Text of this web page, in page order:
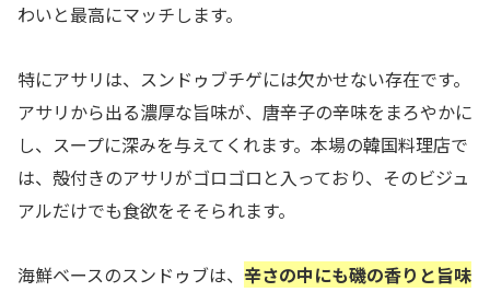
わいと最高にマッチします。
特にアサリは、スンドゥブチゲには欠かせない存在です。
アサリから出る濃厚な旨味が、唐辛子の辛味をまろやかに
し、スープに深みを与えてくれます。本場の韓国料理店で
は、殻付きのアサリがゴロゴロと入っており、そのビジュ
アルだけでも食欲をそそられます。
海鮮ベースのスンドゥブは、 辛さの中にも磯の香りと旨味